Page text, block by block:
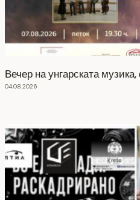
Вечер на унгарската
04.08.2026